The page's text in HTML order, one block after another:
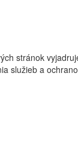
stránok
služieb a